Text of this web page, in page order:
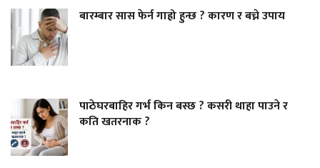
बारम्बार सास फेर्न गाह्रो हुन्छ ? कारण र बच्ने उपाय
पाठेघरबाहिर गर्भ किन बस्छ ? कसरी थाहा पाउने र
कति खतरनाक ?